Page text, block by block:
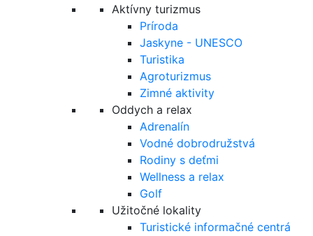
Aktívny turizmus
Príroda
Jaskyne - UNESCO
Turistika
Agroturizmus
Zimné aktivity
Oddych a relax
Adrenalín
Vodné dobrodružstvá
Rodiny s deťmi
Wellness a relax
Golf
Užitočné lokality
Turistické informačné centrá